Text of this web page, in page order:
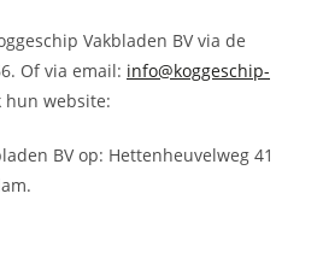
Vakbladen BV via de
Of via email: info@koggeschip-
hun website:
BV op: Hettenheuvelweg 41